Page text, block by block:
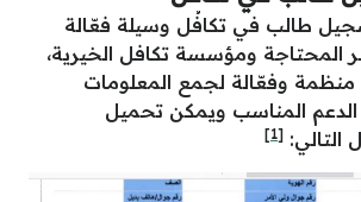
طالب في تكافُل وسيلة فعّالة
المحتاجة ومؤسسة تكافل الخيرية،
وفعّالة لجمع المعلومات
الدعم المناسب ويمكن تحميل
التالي: [1]